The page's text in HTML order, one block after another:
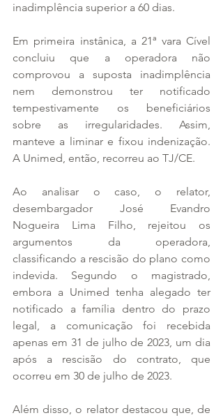
inadimplência superior a 60 dias.
Em primeira instânica, a 21ª vara Cível
concluiu que a operadora não
comprovou a suposta inadimplência
nem demonstrou ter notificado
tempestivamente os beneficiários
sobre as irregularidades. Assim,
manteve a liminar e fixou indenização.
A Unimed, então, recorreu ao TJ/CE.
Ao analisar o caso, o relator,
desembargador José Evandro
Nogueira Lima Filho, rejeitou os
argumentos da operadora,
classificando a rescisão do plano como
indevida. Segundo o magistrado,
embora a Unimed tenha alegado ter
notificado a família dentro do prazo
legal, a comunicação foi recebida
apenas em 31 de julho de 2023, um dia
após a rescisão do contrato, que
ocorreu em 30 de julho de 2023.
Além disso, o relator destacou que, de